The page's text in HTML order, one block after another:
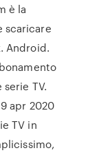
è la
scaricare
Android.
TV.
apr 2020
TV in